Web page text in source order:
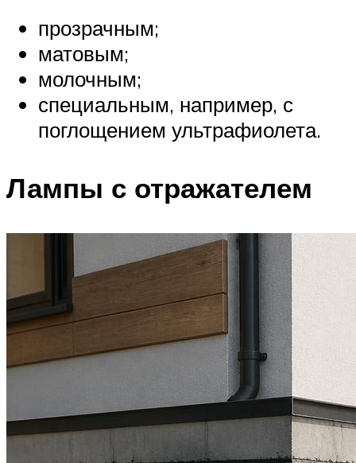
прозрачным;
матовым;
молочным;
специальным, например, с
поглощением ультрафиолета.
Лампы с отражателем